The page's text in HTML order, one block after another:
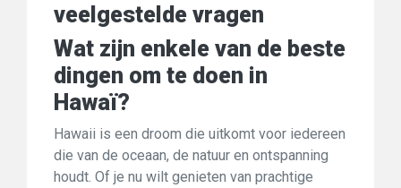
veelgestelde vragen
Wat zijn enkele van de beste
dingen om te doen in
Hawaï?
Hawaii is een droom die uitkomt voor iedereen
die van de oceaan, de natuur en ontspanning
houdt. Of je nu wilt genieten van prachtige